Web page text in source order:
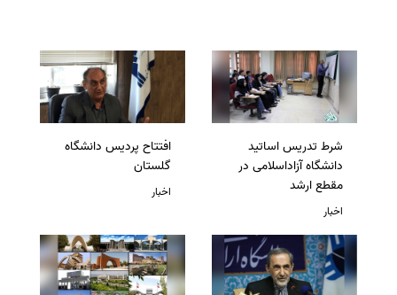
شرط تدریس اساتید
دانشگاه آزاداسلامی در
مقطع ارشد
اخبار
افتتاح پردیس دانشگاه
گلستان
اخبار